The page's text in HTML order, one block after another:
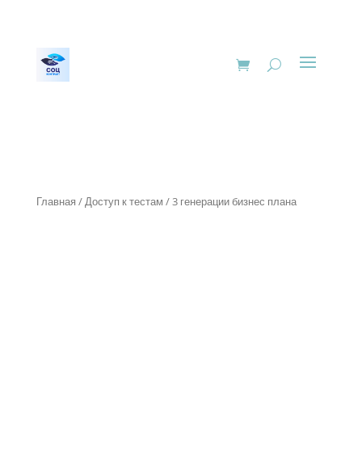
Главная /Доступ к тестам / 3 генерации бизнес плана